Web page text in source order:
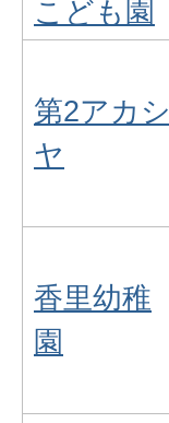
こども園
第2アカシ
ヤ
香里幼稚
園